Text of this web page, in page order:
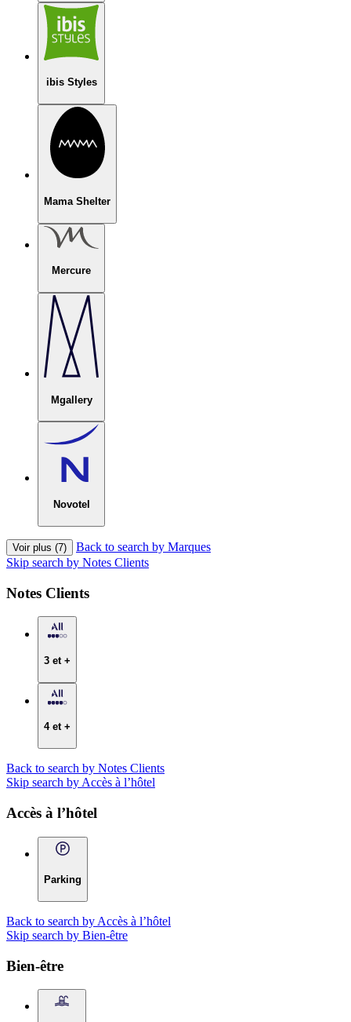
ibis Styles
Mama Shelter
Mercure
Mgallery
Novotel
Voir plus (7)
Back to search by Marques
Skip search by Notes Clients
Notes Clients
3 et +
4 et +
Back to search by Notes Clients
Skip search by Accès à l’hôtel
Accès à l’hôtel
Parking
Back to search by Accès à l’hôtel
Skip search by Bien-être
Bien-être